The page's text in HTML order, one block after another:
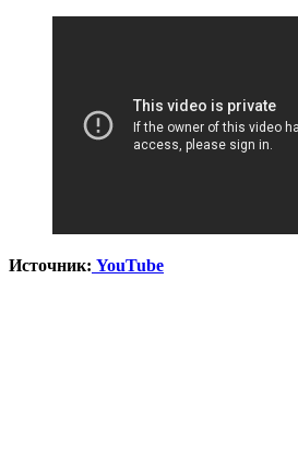
Источник: YouTube